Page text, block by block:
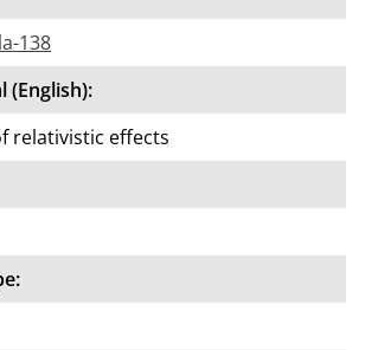
138
(English):
relativistic effects